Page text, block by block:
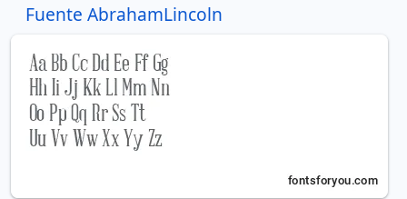
Fuente AbrahamLincoln